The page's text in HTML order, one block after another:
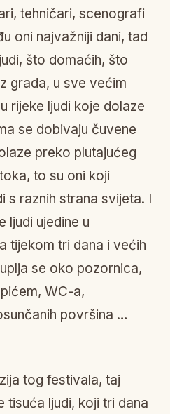
tehničari, scenografi
oni najvažniji dani, tad
što domaćih, što
grada, u sve većim
rijeke ljudi koje dolaze
se dobivaju čuvene
preko plutajućeg
to su oni koji
s raznih strana svijeta. I
ljudi ujedine u
tijekom tri dana i većih
se oko pozornica,
WC-a,
površina …
tog festivala, taj
tisuća ljudi, koji tri dana